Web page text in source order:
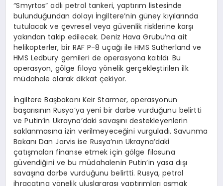
“Smyrtos” adlı petrol tankeri, yaptırım listesinde
bulunduğundan dolayı İngiltere’nin güney kıyılarında
tutulacak ve çevresel veya güvenlik risklerine karşı
yakından takip edilecek. Deniz Hava Grubu’na ait
helikopterler, bir RAF P-8 uçağı ile HMS Sutherland ve
HMS Ledbury gemileri de operasyona katıldı. Bu
operasyon, gölge filoya yönelik gerçekleştirilen ilk
müdahale olarak dikkat çekiyor.
İngiltere Başbakanı Keir Starmer, operasyonun
başarısının Rusya’ya yeni bir darbe vurduğunu belirtti
ve Putin’in Ukrayna’daki savaşını destekleyenlerin
saklanmasına izin verilmeyeceğini vurguladı. Savunma
Bakanı Dan Jarvis ise Rusya’nın Ukrayna’daki
çatışmaları finanse etmek için gölge filosuna
güvendiğini ve bu müdahalenin Putin’in yasa dışı
savaşına darbe vurduğunu belirtti. Rusya, petrol
ihracatına yönelik uluslararası yaptırımları aşmak